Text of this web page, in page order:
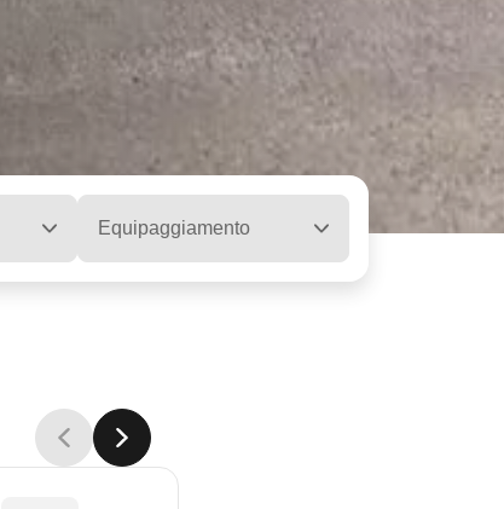
Equipaggiamento